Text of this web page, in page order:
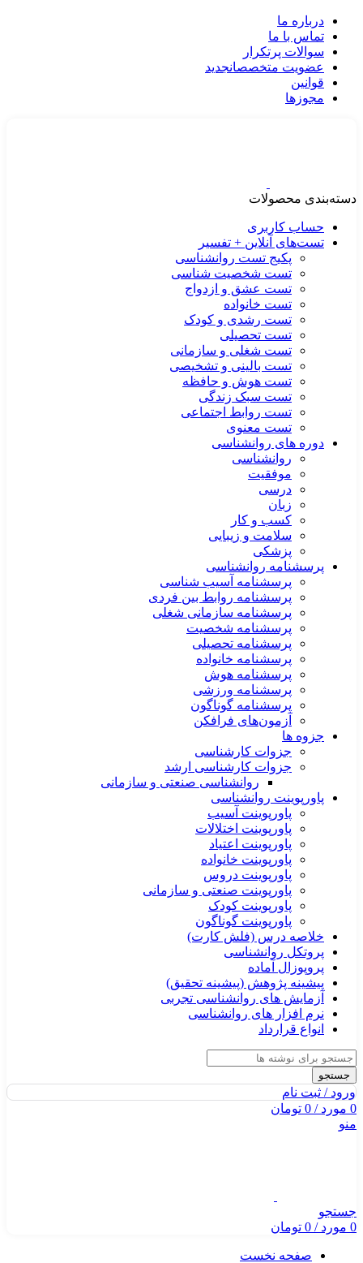
درباره ما
تماس با ما
سوالات پرتکرار
عضویت متخصصانجدید
قوانین
مجوزها
دسته‌بندی محصولات
حساب کاربری
تست‌های آنلاین + تفسیر
پکیج تست روانشناسی
تست شخصیت شناسی
تست عشق و ازدواج
تست خانواده
تست رشدی و کودک
تست تحصیلی
تست شغلی و سازمانی
تست بالینی و تشخیصی
تست هوش و حافظه
تست سبک زندگی
تست روابط اجتماعی
تست معنوی
دوره های روانشناسی
روانشناسی
موفقیت
درسی
زبان
کسب و کار
سلامت و زیبایی
پزشکی
پرسشنامه روانشناسی
پرسشنامه آسیب شناسی
پرسشنامه روابط بین فردی
پرسشنامه سازمانی شغلی
پرسشنامه شخصیت
پرسشنامه تحصیلی
پرسشنامه خانواده
پرسشنامه هوش
پرسشنامه ورزشی
پرسشنامه گوناگون
آزمون‌های فرافکن
جزوه ها
جزوات کارشناسی
جزوات کارشناسی ارشد
روانشناسی صنعتی و سازمانی
پاورپوینت روانشناسی
پاورپوینت آسیب
پاورپوینت اختلالات
پاورپوینت اعتیاد
پاورپوینت خانواده
پاورپوینت دروس
پاورپوینت صنعتی و سازمانی
پاورپوینت کودک
پاورپوینت گوناگون
خلاصه درس (فلش کارت)
پروتکل روانشناسی
پروپوزال آماده
پیشینه پژوهش (پیشینه تحقیق)
آزمایش های روانشناسی تجربی
نرم افزار های روانشناسی
انواع قرارداد
جستجو
ورود / ثبت نام
0 مورد/
0 تومان
منو
جستجو
0 مورد/
0 تومان
صفحه نخست